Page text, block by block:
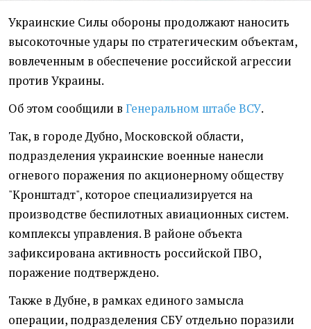
Украинские Силы обороны продолжают наносить
высокоточные удары по стратегическим объектам,
вовлеченным в обеспечение российской агрессии
против Украины.
Об этом сообщили в Генеральном штабе ВСУ.
Так, в городе Дубно, Московской области,
подразделения украинские военные нанесли
огневого поражения по акционерному обществу
"Кронштадт", которое специализируется на
производстве беспилотных авиационных систем.
комплексы управления. В районе объекта
зафиксирована активность российской ПВО,
поражение подтверждено.
Также в Дубне, в рамках единого замысла
операции, подразделения СБУ отдельно поразили